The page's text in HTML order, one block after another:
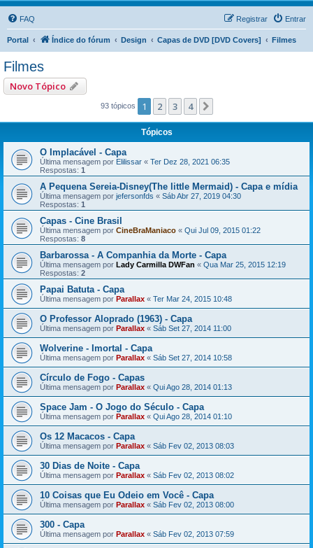
FAQ Entrar
Registrar
Portal Índice do fórum Design Capas de DVD [DVD Covers] Filmes
Filmes
Novo Tópico
93 tópicos 1 2 3 4
Tópicos
O Implacável - Capa
Última mensagem por Elilissar « Ter Dez 28, 2021 06:35
Respostas: 1
A Pequena Sereia-Disney(The little Mermaid) - Capa e mídia
Última mensagem por jefersonfds « Sáb Abr 27, 2019 04:30
Respostas: 1
Capas - Cine Brasil
Última mensagem por CineBraManiaco « Qui Jul 09, 2015 01:22
Respostas: 8
Barbarossa - A Companhia da Morte - Capa
Última mensagem por Lady Carmilla DWFan « Qua Mar 25, 2015 12:19
Respostas: 2
Papai Batuta - Capa
Última mensagem por Parallax « Ter Mar 24, 2015 10:48
O Professor Aloprado (1963) - Capa
Última mensagem por Parallax « Sáb Set 27, 2014 11:00
Wolverine - Imortal - Capa
Última mensagem por Parallax « Sáb Set 27, 2014 10:58
Círculo de Fogo - Capas
Última mensagem por Parallax « Qui Ago 28, 2014 01:13
Space Jam - O Jogo do Século - Capa
Última mensagem por Parallax « Qui Ago 28, 2014 01:10
Os 12 Macacos - Capa
Última mensagem por Parallax « Sáb Fev 02, 2013 08:03
30 Dias de Noite - Capa
Última mensagem por Parallax « Sáb Fev 02, 2013 08:02
10 Coisas que Eu Odeio em Você - Capa
Última mensagem por Parallax « Sáb Fev 02, 2013 08:00
300 - Capa
Última mensagem por Parallax « Sáb Fev 02, 2013 07:59